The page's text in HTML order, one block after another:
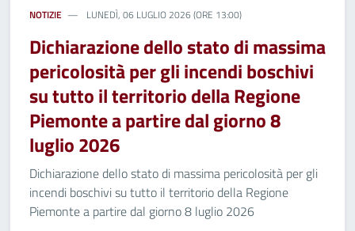
NOTIZIE LUNEDÌ, 06 LUGLIO 2026 (ORE 13:00)
Dichiarazione dello stato di massima
pericolosità per gli incendi boschivi
su tutto il territorio della Regione
Piemonte a partire dal giorno 8
luglio 2026
Dichiarazione dello stato di massima pericolosità per gli
incendi boschivi su tutto il territorio della Regione
Piemonte a partire dal giorno 8 luglio 2026